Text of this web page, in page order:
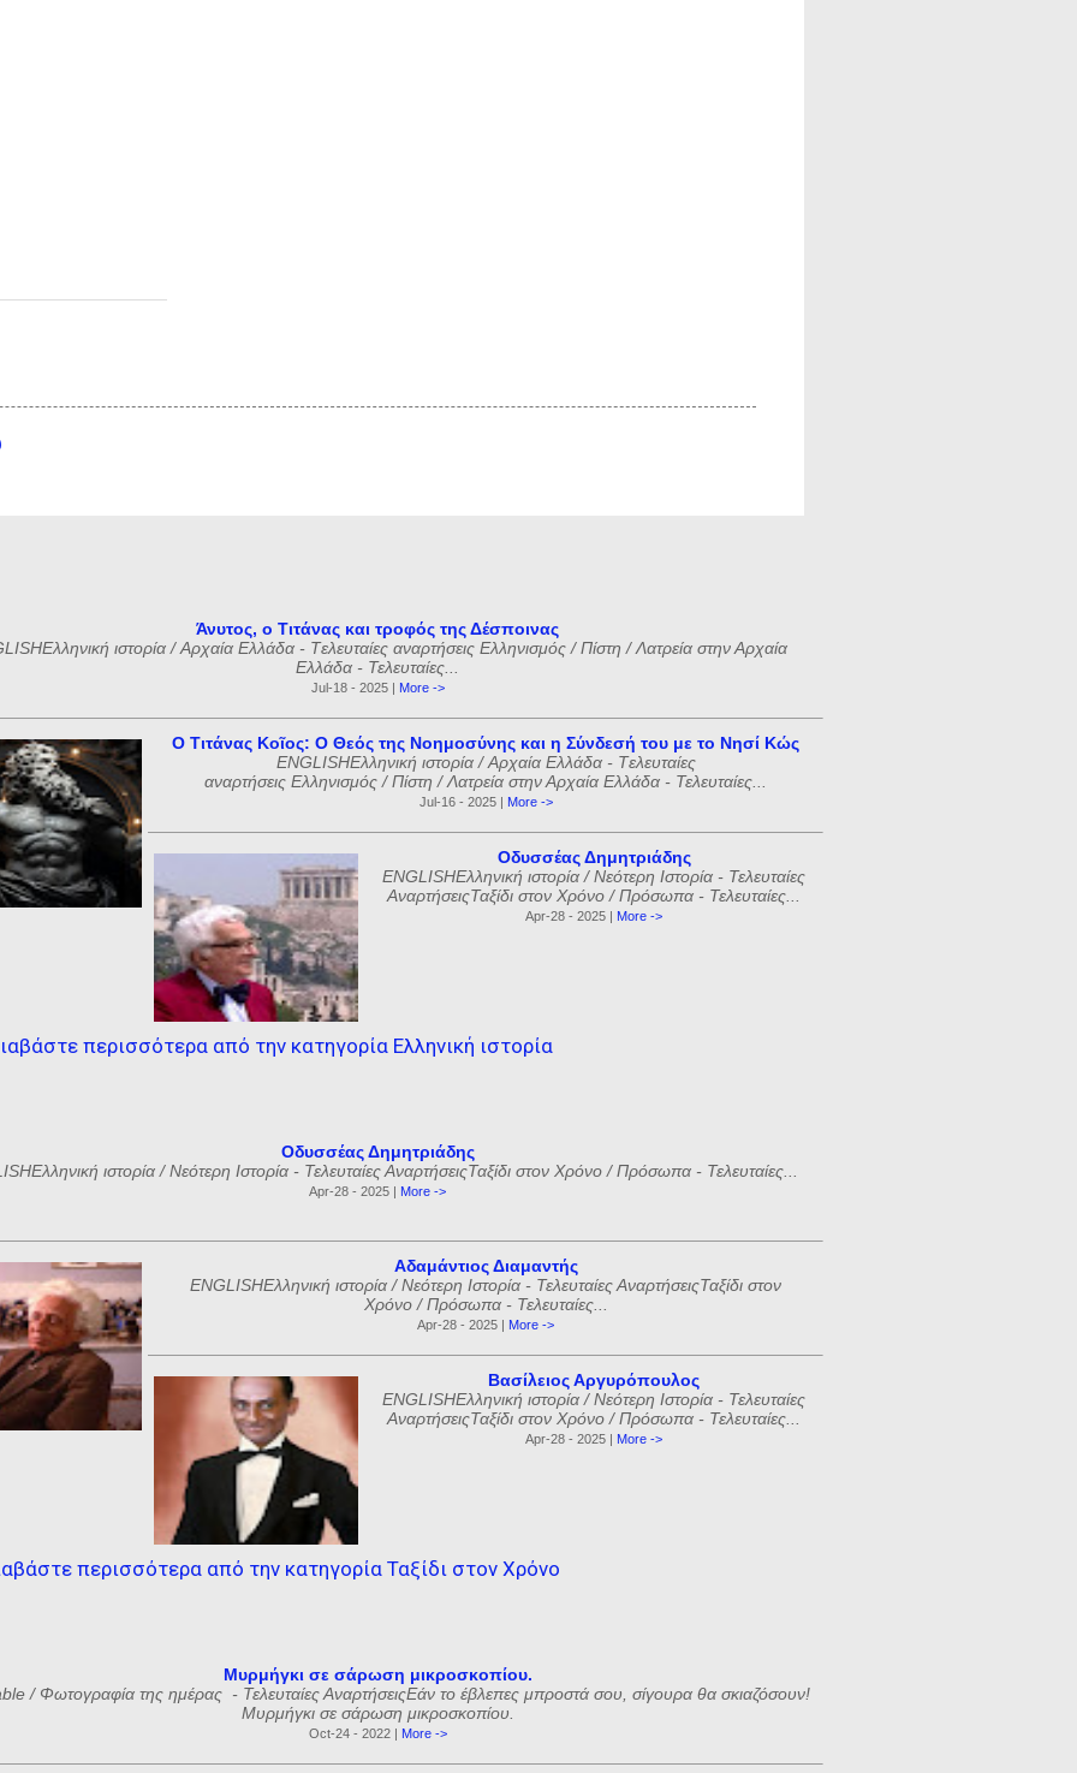
Άνυτος, ο Τιτάνας και τροφός της Δέσποινας
ιστορία / Αρχαία Ελλάδα - Tελευταίες αναρτήσεις Ελληνισμός / Πίστη / Λατρεία στην Αρχαία
Ελλάδα - Τελευταίες...
Jul-18 - 2025 | More ->
Ο Τιτάνας Κοῖος: Ο Θεός της Νοημοσύνης και η Σύνδεσή του με το Νησί Κώς
ENGLISHΕλληνική ιστορία / Αρχαία Ελλάδα - Tελευταίες
αναρτήσεις Ελληνισμός / Πίστη / Λατρεία στην Αρχαία Ελλάδα - Τελευταίες...
Jul-16 - 2025 | More ->
Οδυσσέας Δημητριάδης
ENGLISHΕλληνική ιστορία / Νεότερη Ιστορία - Τελευταίες
ΑναρτήσειςΤαξίδι στον Χρόνο / Πρόσωπα - Τελευταίες...
Apr-28 - 2025 | More ->
περισσότερα από την κατηγορία Ελληνική ιστορία
Οδυσσέας Δημητριάδης
ιστορία / Νεότερη Ιστορία - Τελευταίες ΑναρτήσειςΤαξίδι στον Χρόνο / Πρόσωπα - Τελευταίες...
Apr-28 - 2025 | More ->
Αδαμάντιος Διαμαντής
ENGLISHΕλληνική ιστορία / Νεότερη Ιστορία - Τελευταίες ΑναρτήσειςΤαξίδι στον
Χρόνο / Πρόσωπα - Τελευταίες...
Apr-28 - 2025 | More ->
Βασίλειος Αργυρόπουλος
ENGLISHΕλληνική ιστορία / Νεότερη Ιστορία - Τελευταίες
ΑναρτήσειςΤαξίδι στον Χρόνο / Πρόσωπα - Τελευταίες...
Apr-28 - 2025 | More ->
περισσότερα από την κατηγορία Ταξίδι στον Χρόνο
Μυρμήγκι σε σάρωση μικροσκοπίου.
/ Φωτογραφία της ημέρας - Τελευταίες ΑναρτήσειςΕάν το έβλεπες μπροστά σου, σίγουρα θα σκιαζόσουν!
Μυρμήγκι σε σάρωση μικροσκοπίου.
Oct-24 - 2022 | More ->